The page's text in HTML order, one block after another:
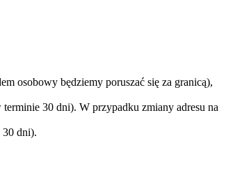
osobowy będziemy poruszać się za granicą),
30 dni). W przypadku zmiany adresu na
30 dni).